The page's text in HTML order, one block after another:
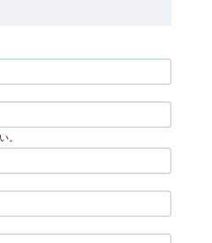
。